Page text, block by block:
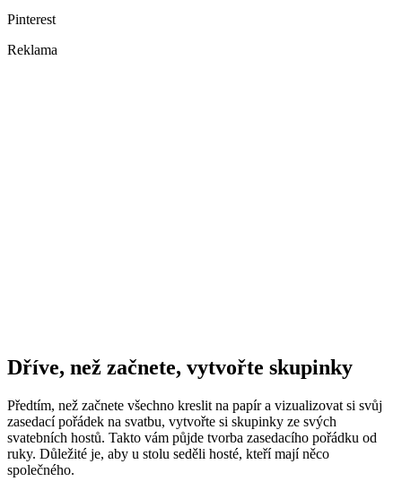
Pinterest
Reklama
Dříve, než začnete, vytvořte skupinky
Předtím, než začnete všechno kreslit na papír a vizualizovat si svůj
zasedací pořádek na svatbu, vytvořte si skupinky ze svých
svatebních hostů. Takto vám půjde tvorba zasedacího pořádku od
ruky. Důležité je, aby u stolu seděli hosté, kteří mají něco
společného.